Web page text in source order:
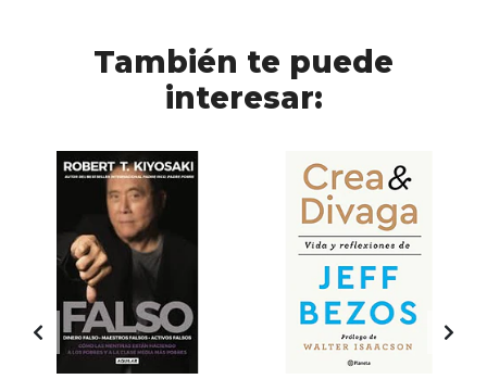
También te puede
interesar: